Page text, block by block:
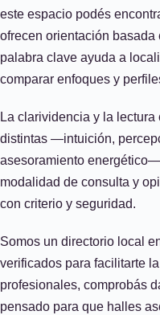
este espacio podés
ofrecen orientación
palabra clave ayuda a
comparar enfoques y
La clarividencia y la
distintas —intuición,
asesoramiento
modalidad de consulta y
con criterio y seguridad.
Somos un directorio local
verificados para facilitarte
profesionales, comprobás
pensado para que halles